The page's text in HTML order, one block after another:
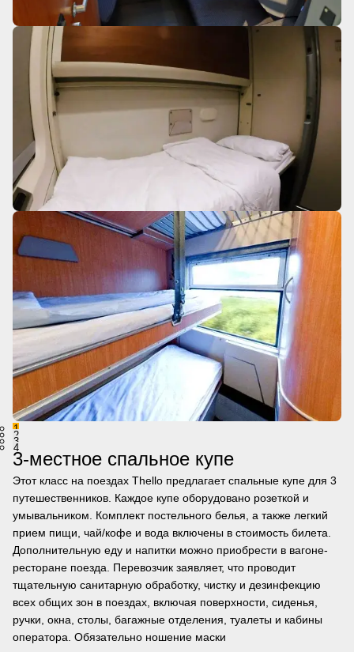
1
2
3
4
3-местное спальное купе
Этот класс на поездах Thello предлагает спальные купе для 3
путешественников. Каждое купе оборудовано розеткой и
умывальником. Комплект постельного белья, а также легкий
прием пищи, чай/кофе и вода включены в стоимость билета.
Дополнительную еду и напитки можно приобрести в вагоне-
ресторане поезда. Перевозчик заявляет, что проводит
тщательную санитарную обработку, чистку и дезинфекцию
всех общих зон в поездах, включая поверхности, сиденья,
ручки, окна, столы, багажные отделения, туалеты и кабины
оператора. Обязательно ношение маски